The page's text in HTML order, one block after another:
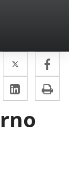
Twitter
Enlace
a
una
externa.
a
LinkedIn
Enlace
a
una